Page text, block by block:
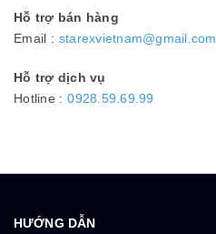
Hỗ trợ bán hàng
Email : starexvietnam@gmail.com
Hỗ trợ dịch vụ
Hotline : 0928.59.69.99
HƯỚNG DẪN